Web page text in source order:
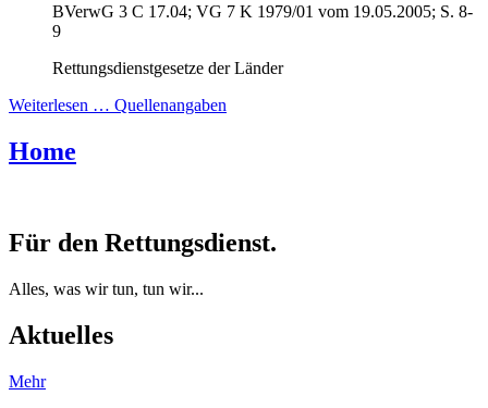
BVerwG 3 C 17.04; VG 7 K 1979/01 vom 19.05.2005; S. 8-
9
Rettungsdienstgesetze der Länder
Weiterlesen … Quellenangaben
Home
Für den Rettungsdienst.
Alles, was wir tun, tun wir...
Aktuelles
Mehr